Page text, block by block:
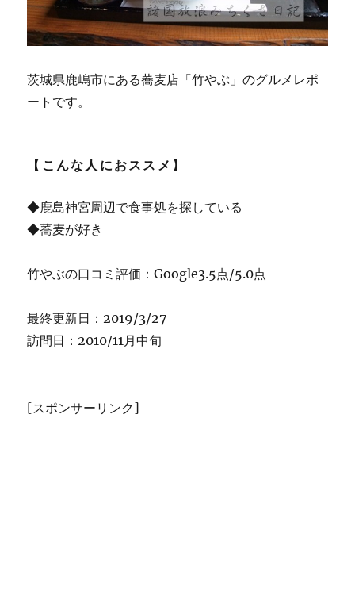
茨城県鹿嶋市にある蕎麦店「竹やぶ」のグルメレポ
ートです。
【こんな人におススメ】
◆鹿島神宮周辺で食事処を探している
◆蕎麦が好き
竹やぶの口コミ評価：Google3.5点/5.0点
最終更新日：2019/3/27
訪問日：2010/11月中旬
[スポンサーリンク]